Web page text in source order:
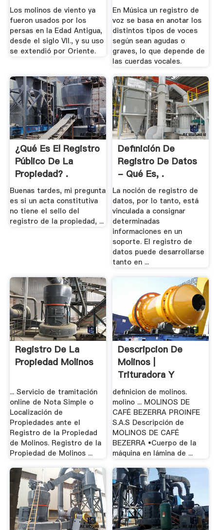
Los molinos de viento ya
fueron usados por los
persas en la Edad Antigua,
desde el siglo VII., y su uso
se extendió por Oriente.
En Música un registro de
voz se basa en anotar los
distintos tipos de voces
según sean agudas o
graves, lo que depende de
las cuerdas vocales.
¿Qué Es El Registro
Público De La
Propiedad? .
Buenas tardes, mi pregunta
es si un acta constitutiva
no tiene el sello del
registro de la propiedad, ...
Definición De
Registro De Datos
- Qué Es, .
La noción de registro de
datos, por lo tanto, está
vinculada a consignar
determinadas
informaciones en un
soporte. El registro de
datos puede desarrollarse
tanto en ...
Registro De La
Propiedad Molinos
... Servicio de tramitación
online de Nota Simple o
Localización de
Propiedades ante el
Registro de la Propiedad
de Molinos. Registro de la
Propiedad de Molinos ...
Descripcion De
Molinos |
Trituradora Y
Molinos
definicion de molinos.
molino ... MOLINOS DE
CAFÉ BEZERRA PROINFE
S.A.S Descripción de
MOLINOS DE CAFÉ
BEZERRA •Cuerpo de la
máquina en lámina de ...